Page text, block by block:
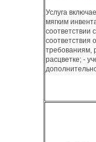
Услуга
мягким
соответствии
соответствия
требованиям,
расцветке; -